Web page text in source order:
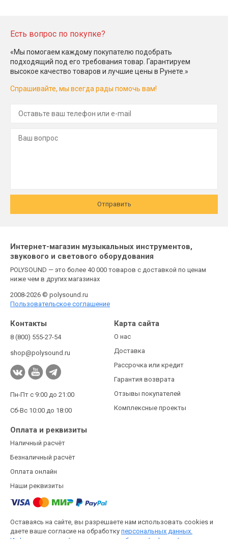
Есть вопрос по покупке?
«Мы помогаем каждому покупателю подобрать
подходящий под его требования товар. Гарантируем
высокое качество товаров и лучшие цены в Рунете.»
Спрашивайте, мы всегда рады помочь вам!
Отправить
Интернет-магазин музыкальных инструментов,
звукового и светового оборудования
POLYSOUND — это более 40 000 товаров с доставкой по ценам
ниже чем в других магазинах
2008-2026 © polysound.ru
Пользовательское соглашение
Контакты
8 (800) 555-27-54
shop@polysound.ru
Пн-Пт с 9:00 до 21:00
Сб-Вс 10:00 до 18:00
Карта сайта
О нас
Доставка
Рассрочка или кредит
Гарантия возврата
Отзывы покупателей
Комплексные проекты
Оплата и реквизиты
Наличный расчёт
Безналичный расчёт
Оплата онлайн
Наши реквизиты
Оставаясь на сайте, вы разрешаете нам использовать cookies и
даете ваше согласие на обработку персональных данных.